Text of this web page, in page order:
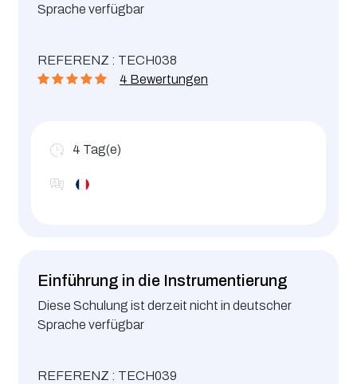
Sprache verfügbar
REFERENZ : TECH038
4 Bewertungen
4 Tag(e)
Einführung in die Instrumentierung
Diese Schulung ist derzeit nicht in deutscher
Sprache verfügbar
REFERENZ : TECH039